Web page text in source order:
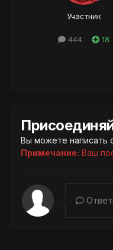
Участник
444 18
Вы можете написать
Примечание: Ваш